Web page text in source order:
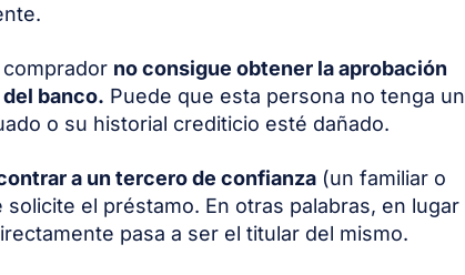
no consigue obtener la aprobación
banco. Puede que esta persona no tenga un
o su historial crediticio esté dañado.
a un tercero de confianza (un familiar o
el préstamo. En otras palabras, en lugar
pasa a ser el titular del mismo.